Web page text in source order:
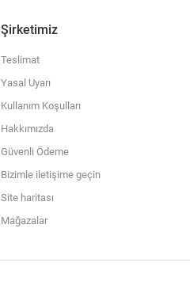
Şirketimiz
Teslimat
Yasal Uyarı
Kullanım Koşulları
Hakkımızda
Güvenli Ödeme
Bizimle iletişime geçin
Site haritası
Mağazalar